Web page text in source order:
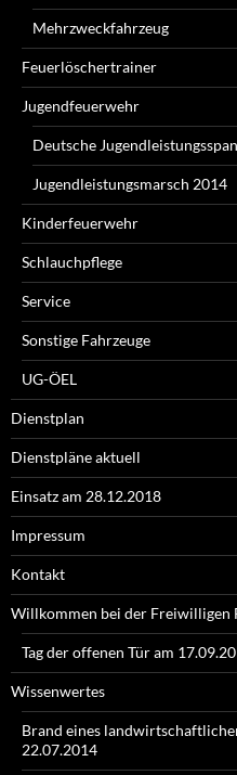
Mehrzweckfahrzeug
Feuerlöschertrainer
Jugendfeuerwehr
Deutsche
Jugendleistungsmarsch 2014
Kinderfeuerwehr
Schlauchpflege
Service
Sonstige Fahrzeuge
UG-ÖEL
Dienstplan
Dienstpläne aktuell
Einsatz am 28.12.2018
Impressum
Kontakt
Willkommen bei der Freiwilligen
Tag der offenen Tür am
Wissenwertes
Brand eines
22.07.2014